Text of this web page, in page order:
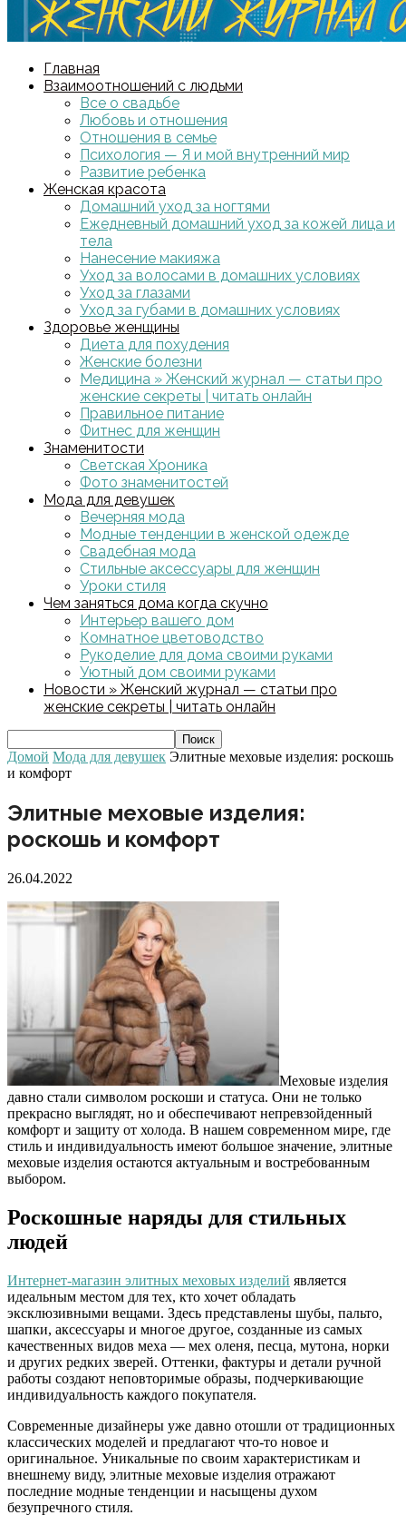
Главная
Взаимоотношений с людьми
Все о свадьбе
Любовь и отношения
Отношения в семье
Психология — Я и мой внутренний мир
Развитие ребенка
Женская красота
Домашний уход за ногтями
Ежедневный домашний уход за кожей лица и
тела
Нанесение макияжа
Уход за волосами в домашних условиях
Уход за глазами
Уход за губами в домашних условиях
Здоровье женщины
Диета для похудения
Женские болезни
Медицина » Женский журнал — статьи про
женские секреты | читать онлайн
Правильное питание
Фитнес для женщин
Знаменитости
Светская Хроника
Фото знаменитостей
Мода для девушек
Вечерняя мода
Модные тенденции в женской одежде
Свадебная мода
Стильные аксессуары для женщин
Уроки стиля
Чем заняться дома когда скучно
Интерьер вашего дом
Комнатное цветоводство
Рукоделие для дома своими руками
Уютный дом своими руками
Новости » Женский журнал — статьи про
женские секреты | читать онлайн
Домой Мода для девушек Элитные меховые изделия: роскошь
и комфорт
Элитные меховые изделия:
роскошь и комфорт
26.04.2022
Меховые изделия
давно стали символом роскоши и статуса. Они не только
прекрасно выглядят, но и обеспечивают непревзойденный
комфорт и защиту от холода. В нашем современном мире, где
стиль и индивидуальность имеют большое значение, элитные
меховые изделия остаются актуальным и востребованным
выбором.
Роскошные наряды для стильных
людей
Интернет-магазин элитных меховых изделий является
идеальным местом для тех, кто хочет обладать
эксклюзивными вещами. Здесь представлены шубы, пальто,
шапки, аксессуары и многое другое, созданные из самых
качественных видов меха — мех оленя, песца, мутона, норки
и других редких зверей. Оттенки, фактуры и детали ручной
работы создают неповторимые образы, подчеркивающие
индивидуальность каждого покупателя.
Современные дизайнеры уже давно отошли от традиционных
классических моделей и предлагают что-то новое и
оригинальное. Уникальные по своим характеристикам и
внешнему виду, элитные меховые изделия отражают
последние модные тенденции и насыщены духом
безупречного стиля.